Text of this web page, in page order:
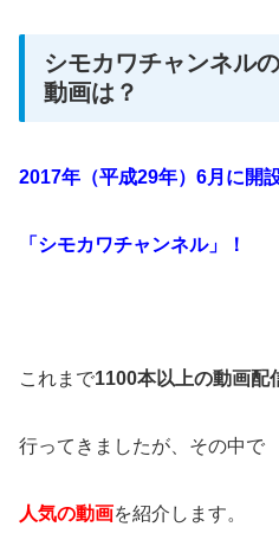
シモカワチャンネル
動画は？
2017年（平成29年）6月に開
「シモカワチャンネル」！
これまで1100本以上の動画配
行ってきましたが、その中で
人気の動画を紹介します。